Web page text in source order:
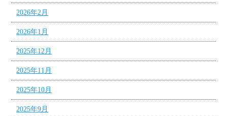
2026年2月
2026年1月
2025年12月
2025年11月
2025年10月
2025年9月